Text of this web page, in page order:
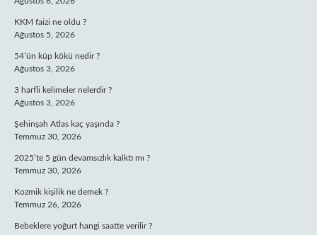
KKM faizi ne oldu ?
Ağustos 5, 2026
54’ün küp kökü nedir ?
Ağustos 3, 2026
3 harfli kelimeler nelerdir ?
Ağustos 3, 2026
Şehinşah Atlas kaç yaşında ?
Temmuz 30, 2026
2025’te 5 gün devamsızlık kalktı mı ?
Temmuz 30, 2026
Kozmik kişilik ne demek ?
Temmuz 26, 2026
Bebeklere yoğurt hangi saatte verilir ?